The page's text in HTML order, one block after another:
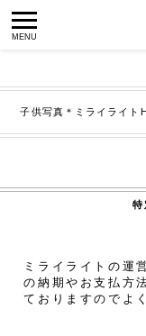
子供写真＊ミライライト
特
ミライライトの運
の納期やお支払方
ておりますのでよ